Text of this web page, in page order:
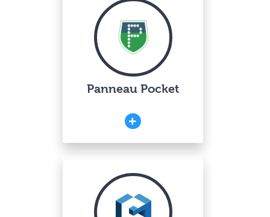
Panneau Pocket